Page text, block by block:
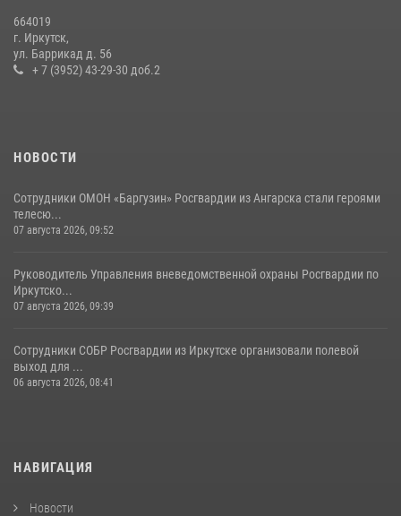
В Иркутской области состоится прямая линия по вопросам
поступления на службу в Росгвардию
664019
г. Иркутск,
ул. Баррикад д. 56
+ 7 (3952) 43-29-30 доб.2
НОВОСТИ
Сотрудники ОМОН «Баргузин» Росгвардии из Ангарска стали героями
телесю...
07 августа 2026, 09:52
Руководитель Управления вневедомственной охраны Росгвардии по
Иркутско...
07 августа 2026, 09:39
Сотрудники СОБР Росгвардии из Иркутске организовали полевой
выход для ...
06 августа 2026, 08:41
НАВИГАЦИЯ
Новости